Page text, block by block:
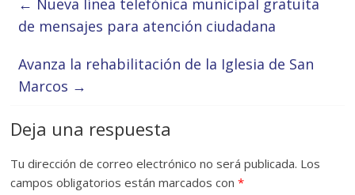
← Nueva línea telefónica municipal gratuita
de mensajes para atención ciudadana
Avanza la rehabilitación de la Iglesia de San
Marcos →
Deja una respuesta
Tu dirección de correo electrónico no será publicada. Los
campos obligatorios están marcados con*